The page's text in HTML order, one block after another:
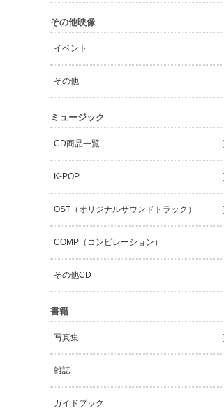
その他映像
イベント
その他
ミュージック
CD商品一覧
K-POP
OST（オリジナルサウンドトラック）
COMP（コンピレーション）
その他CD
書籍
写真集
雑誌
ガイドブック